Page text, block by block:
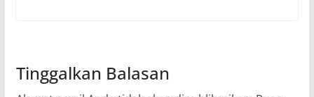
Tinggalkan Balasan